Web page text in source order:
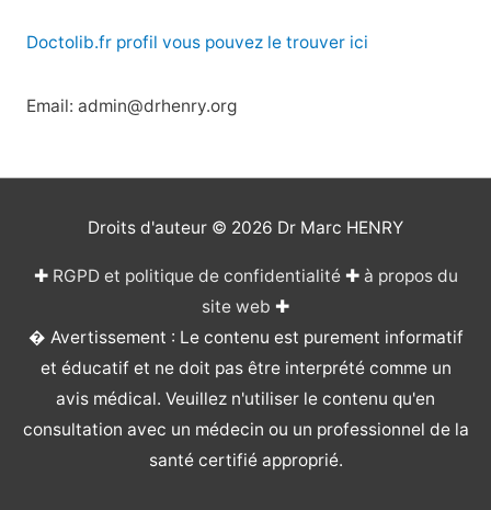
Doctolib.fr profil vous pouvez le trouver ici
Email: admin@drhenry.org
Droits d'auteur © 2026 Dr Marc HENRY
✚ RGPD et politique de confidentialité✚ à propos du
site web ✚
� Avertissement : Le contenu est purement informatif
et éducatif et ne doit pas être interprété comme un
avis médical. Veuillez n'utiliser le contenu qu'en
consultation avec un médecin ou un professionnel de la
santé certifié approprié.